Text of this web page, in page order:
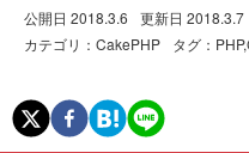
公開日 2018.3.6 更新日 2018.3.7
カテゴリ ： CakePHP タグ ：